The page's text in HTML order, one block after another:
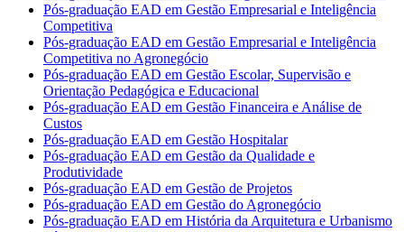
Pós-graduação EAD em Gestão Empresarial e Inteligência
Competitiva
Pós-graduação EAD em Gestão Empresarial e Inteligência
Competitiva no Agronegócio
Pós-graduação EAD em Gestão Escolar, Supervisão e
Orientação Pedagógica e Educacional
Pós-graduação EAD em Gestão Financeira e Análise de
Custos
Pós-graduação EAD em Gestão Hospitalar
Pós-graduação EAD em Gestão da Qualidade e
Produtividade
Pós-graduação EAD em Gestão de Projetos
Pós-graduação EAD em Gestão do Agronegócio
Pós-graduação EAD em História da Arquitetura e Urbanismo